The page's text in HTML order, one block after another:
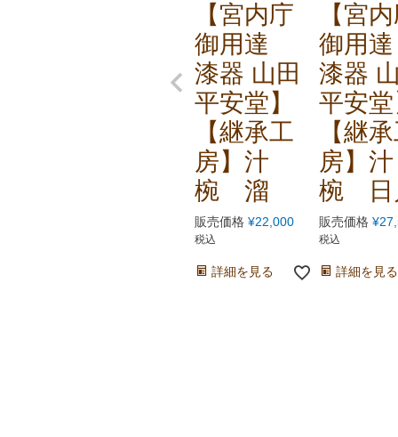
【宮内庁
御用達
漆器 山田
平安堂】
【継承工
房】汁
椀 溜
販売価格 ¥22,000
税込
詳細を見る
【宮
御用
漆器
平安
【継
房】汁
椀 日
販売価格 ¥
税込
詳細を見る